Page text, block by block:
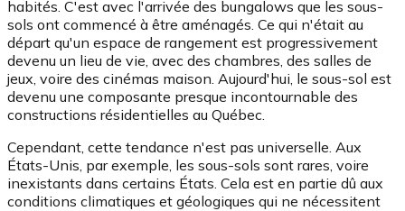
habités. C'est avec l'arrivée des bungalows que les sous-
sols ont commencé à être aménagés. Ce qui n'était au
départ qu'un espace de rangement est progressivement
devenu un lieu de vie, avec des chambres, des salles de
jeux, voire des cinémas maison. Aujourd'hui, le sous-sol est
devenu une composante presque incontournable des
constructions résidentielles au Québec.
Cependant, cette tendance n'est pas universelle. Aux
États-Unis, par exemple, les sous-sols sont rares, voire
inexistants dans certains États. Cela est en partie dû aux
conditions climatiques et géologiques qui ne nécessitent